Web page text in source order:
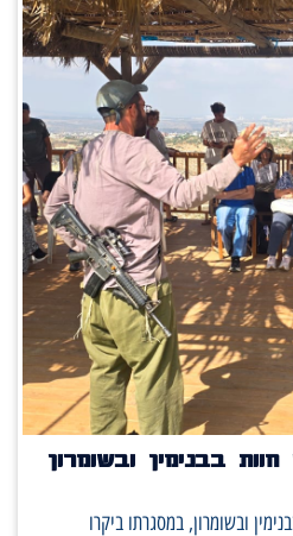
בבנימין ובשומרון
ובשומרון, במסגרתו ביקרו